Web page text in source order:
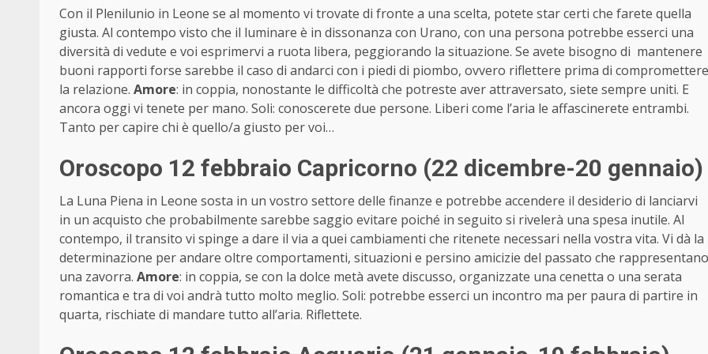
Con il Plenilunio in Leone se al momento vi trovate di fronte a una scelta, potete star certi che farete quella
giusta. Al contempo visto che il luminare è in dissonanza con Urano, con una persona potrebbe esserci una
diversità di vedute e voi esprimervi a ruota libera, peggiorando la situazione. Se avete bisogno di mantenere
buoni rapporti forse sarebbe il caso di andarci con i piedi di piombo, ovvero riflettere prima di compromettere
la relazione. Amore: in coppia, nonostante le difficoltà che potreste aver attraversato, siete sempre uniti. E
ancora oggi vi tenete per mano. Soli: conoscerete due persone. Liberi come l’aria le affascinerete entrambi.
Tanto per capire chi è quello/a giusto per voi…
Oroscopo 12 febbraio Capricorno (22 dicembre-20 gennaio)
La Luna Piena in Leone sosta in un vostro settore delle finanze e potrebbe accendere il desiderio di lanciarvi
in un acquisto che probabilmente sarebbe saggio evitare poiché in seguito si rivelerà una spesa inutile. Al
contempo, il transito vi spinge a dare il via a quei cambiamenti che ritenete necessari nella vostra vita. Vi dà la
determinazione per andare oltre comportamenti, situazioni e persino amicizie del passato che rappresentano
una zavorra. Amore: in coppia, se con la dolce metà avete discusso, organizzate una cenetta o una serata
romantica e tra di voi andrà tutto molto meglio. Soli: potrebbe esserci un incontro ma per paura di partire in
quarta, rischiate di mandare tutto all’aria. Riflettete.